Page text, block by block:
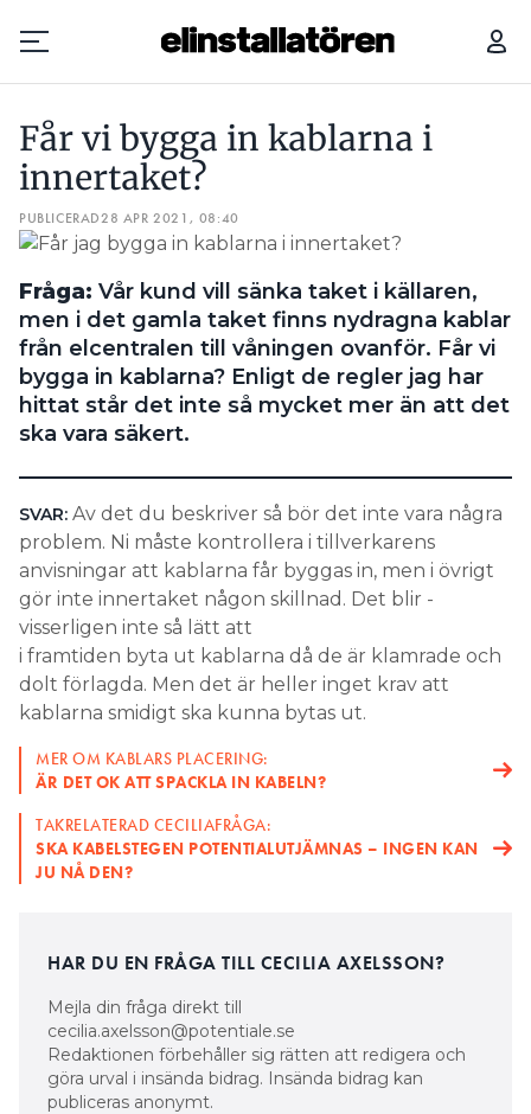
Prenumerera
Hantera prenumeration
Lediga jobb
Annonsera
Läs E-tidningen
Personuppgifter
Search for:
SEARCH
Får vi bygga in kablarna i
innertaket?
PUBLICERAD28 APR 2021, 08:40
­Fråga: Vår kund vill sänka taket i källaren,
men i det gamla taket finns nydragna kablar
från elcentralen till våningen ovanför. Får vi
bygga in kablarna? Enligt de regler jag har
hittat står det inte så mycket mer än att det
ska vara säkert.
SVAR: Av det du beskriver så bör det inte vara några
problem. Ni måste kontrollera i ­tillverkarens
anvisningar att kablarna får byggas in, men i övrigt
gör inte ­innertaket ­någon skillnad. Det blir ­
visserligen inte så lätt att
i framtiden byta ut kablarna då de är klamrade och
dolt förlagda. Men det är heller inget krav att
kablarna smidigt ska kunna bytas ut.
MER OM KABLARS PLACERING:
ÄR DET OK ATT SPACKLA IN KABELN?
TAKRELATERAD CECILIAFRÅGA:
SKA KABELSTEGEN POTENTIAL­UTJÄMNAS – INGEN KAN
JU NÅ DEN?
HAR DU EN FRÅGA TILL CECILIA AXELSSON?
Mejla din fråga direkt till
cecilia.axelsson@potentiale.se
Redaktionen förbehåller sig rätten att redigera och
göra urval i insända bidrag. Insända bidrag kan
publiceras anonymt.
FÅR VI BYGGA IN KABLARNA I INNERTAKET?